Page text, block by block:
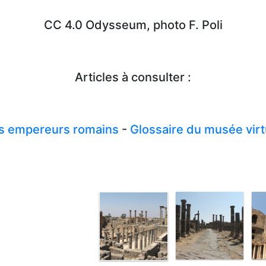
CC 4.0 Odysseum, photo F. Poli
Articles à consulter :
empereurs romains - Glossaire du musée